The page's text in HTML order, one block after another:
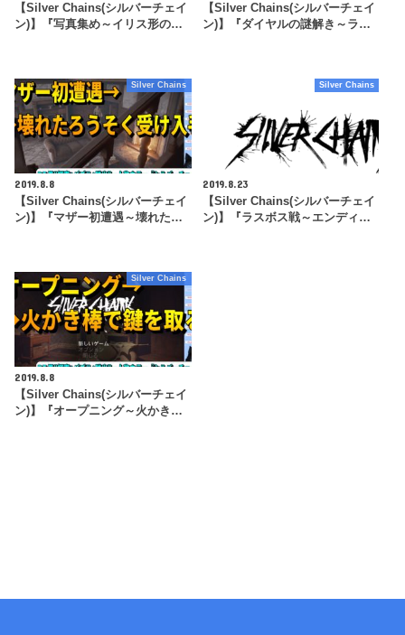
【Silver Chains(シルバーチェイ
ン)】『写真集め～イリス形の…
【Silver Chains(シルバーチェイ
ン)】『ダイヤルの謎解き～ラ…
Silver Chains
2019.8.8
【Silver Chains(シルバーチェイ
ン)】『マザー初遭遇～壊れた…
Silver Chains
2019.8.23
【Silver Chains(シルバーチェイ
ン)】『ラスボス戦～エンディ…
Silver Chains
2019.8.8
【Silver Chains(シルバーチェイ
ン)】『オープニング～火かき…